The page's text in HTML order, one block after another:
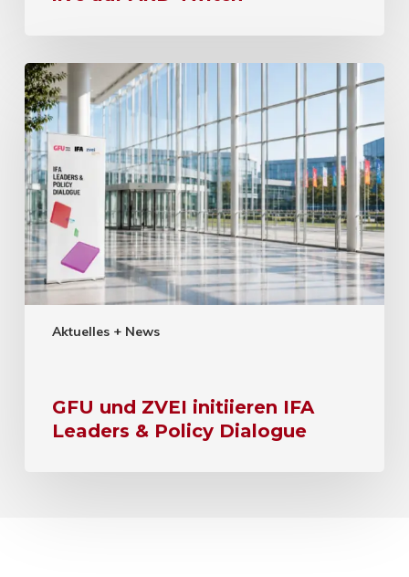
Aktuelles + News
GFU und ZVEI initiieren IFA
Leaders & Policy Dialogue